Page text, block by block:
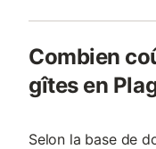
Combien
gîtes en
Selon la base de